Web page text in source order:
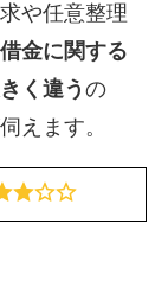
や任意整理
借金に関する
く違う の
えます。